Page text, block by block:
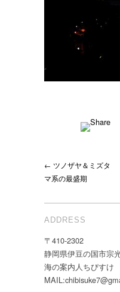
← ツノザヤ＆ミズタ
マ系の最盛期
ADDRESS
〒410-2302
静岡県伊豆の国市宗
海の案内人ちびすけ